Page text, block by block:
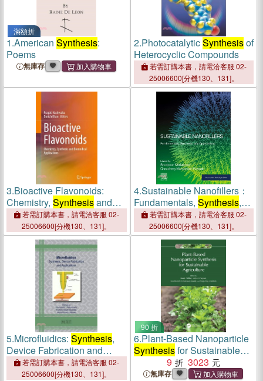
滿額折
1.American Synthesis:
Poems
無庫存
2.PhotocatalyticSynthesisof
Heterocyclic Compounds
若需訂購本書，請電洽客服 02-
25006600[分機130、131]。
3.Bioactive Flavonoids:
Chemistry, Synthesisand
Biomedical Applications
若需訂購本書，請電洽客服 02-
25006600[分機130、131]。
4.Sustainable Nanofillers：
Fundamentals, Synthesis,
and Applications
若需訂購本書，請電洽客服 02-
25006600[分機130、131]。
5.Microfluidics: Synthesis,
Device Fabrication and
Applications
若需訂購本書，請電洽客服 02-
25006600[分機130、131]。
90 折
6.Plant-Based Nanoparticle
Synthesisfor Sustainable
Agriculture
9 3023
無庫存